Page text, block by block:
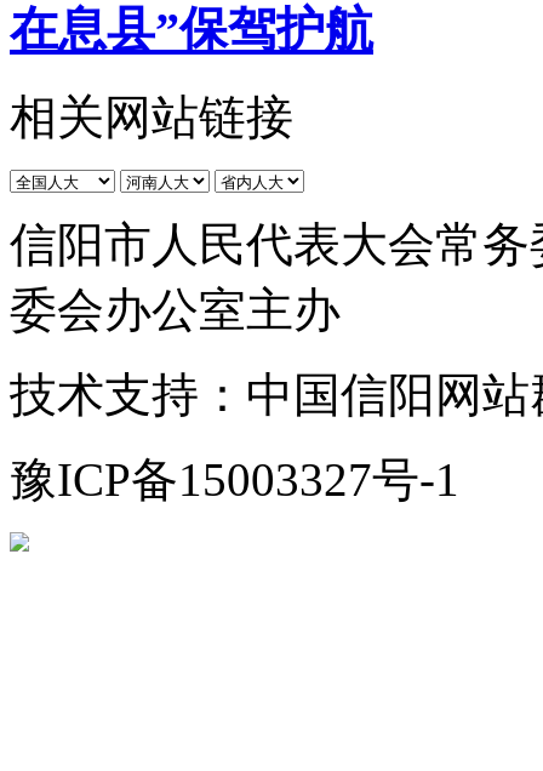
在息县”保驾护航
相关网站链接
信阳市人民代表大会常
委会办公室主办
技术支持：中国信阳网
豫ICP备15003327号-1